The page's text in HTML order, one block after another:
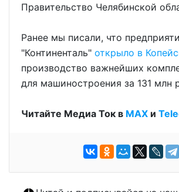
Правительство Челябинской
Ранее мы писали, что
"Континенталь" открыло в
производство важнейших
для машиностроения за 131 млн
Читайте Медиа Ток в МАХ и